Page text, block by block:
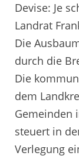
Devise: Je
Landrat
Die
durch die
Die
dem
Gemeinden
steuert in
Verlegung